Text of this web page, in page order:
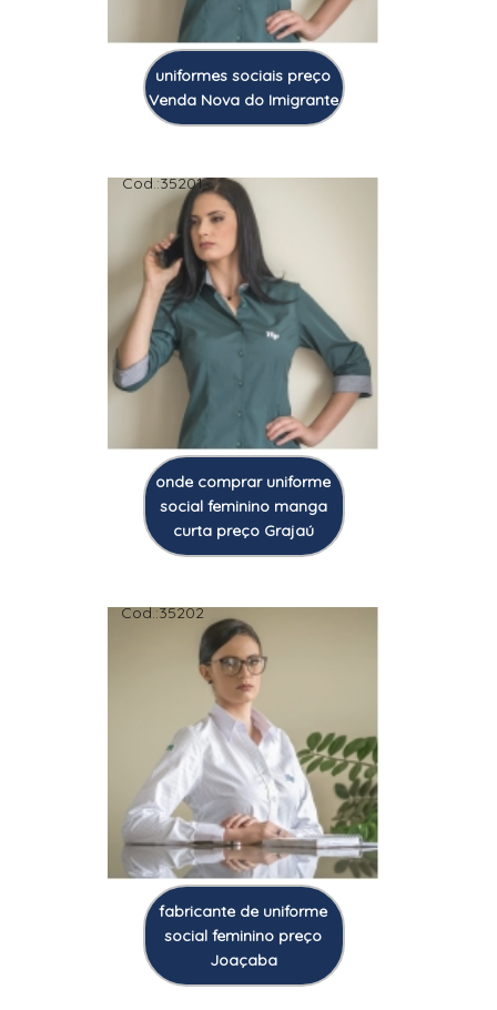
uniformes sociais preço
Venda Nova do Imigrante
Cod.:35201
onde comprar uniforme
social feminino manga
curta preço Grajaú
Cod.:35202
fabricante de uniforme
social feminino preço
Joaçaba